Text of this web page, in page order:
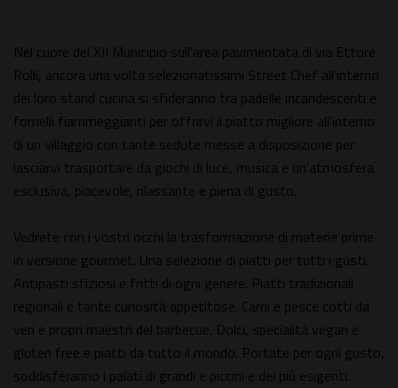
Nel cuore del XII Municipio sull'area pavimentata di via Ettore
Rolli, ancora una volta selezionatissimi Street Chef all'interno
dei loro stand cucina si sfideranno tra padelle incandescenti e
fornelli fiammeggianti per offrirvi il piatto migliore all'interno
di un villaggio con tante sedute messe a disposizione per
lasciarvi trasportare da giochi di luce, musica e un'atmosfera
esclusiva, piacevole, rilassante e piena di gusto.
Vedrete con i vostri occhi la trasformazione di materie prime
in versione gourmet. Una selezione di piatti per tutti i gusti.
Antipasti sfiziosi e fritti di ogni genere. Piatti tradizionali
regionali e tante curiosità appetitose. Carni e pesce cotti da
veri e propri maestri del barbecue. Dolci, specialità vegan e
gluten free e piatti da tutto il mondo. Portate per ogni gusto,
soddisferanno i palati di grandi e piccini e dei più esigenti.